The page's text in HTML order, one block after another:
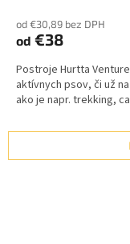
od €30,89 bez DPH
od €38
Postroje Hurtta
aktívnych psov, či už
ako je napr. trekking,